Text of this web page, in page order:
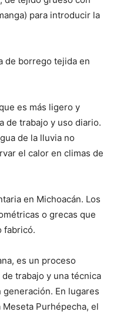
para introducir la
de borrego tejida en
es más ligero y
de trabajo y uso diario.
de la lluvia no
el calor en climas de
en Michoacán. Los
o grecas que
fabricó.
es un proceso
trabajo y una técnica
En lugares
Purhépecha, el